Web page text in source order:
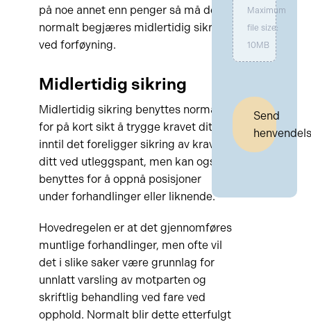
på noe annet enn penger så må det
normalt begjæres midlertidig sikring
ved forføyning.
Midlertidig sikring
Midlertidig sikring benyttes normalt
for på kort sikt å trygge kravet ditt
inntil det foreligger sikring av kravet
ditt ved utleggspant, men kan også
benyttes for å oppnå posisjoner
under forhandlinger eller liknende.
Hovedregelen er at det gjennomføres
muntlige forhandlinger, men ofte vil
det i slike saker være grunnlag for
unnlatt varsling av motparten og
skriftlig behandling ved fare ved
opphold. Normalt blir dette etterfulgt
Maximum
file size:
10MB
Send